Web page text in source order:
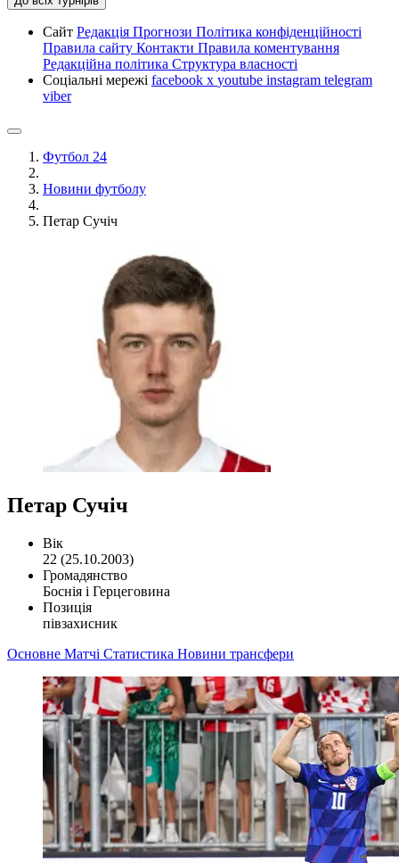
Сайт Редакція Прогнози Політика конфіденційності
Правила сайту Контакти Правила коментування
Редакційна політика Структура власності
Соціальні мережі facebook x youtube instagram telegram
viber
Футбол 24
Новини футболу
Петар Сучіч
Петар Сучіч
Вік
22 (25.10.2003)
Громадянство
Боснія і Герцеговина
Позиція
півзахисник
Основне Матчі Статистика Новини трансфери